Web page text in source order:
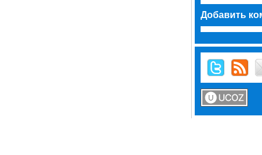
Добавить